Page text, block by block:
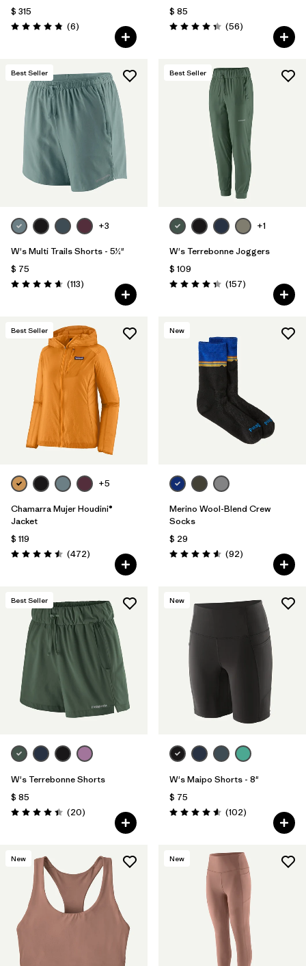
$ 315
Valoración: 4.8 / 5
(6Comentarios
)
$ 85
Valoración: 4.3 / 5
(56Comentarios
)
Best Seller
+3
W's Multi Trails Shorts - 5½"
$ 75
Valoración: 4.7 / 5
(113Comentarios
)
Best Seller
+1
W's Terrebonne Joggers
$ 109
Valoración: 4.4 / 5
(157Comentarios
)
Best Seller
+5
Chamarra Mujer Houdini®
Jacket
$ 119
Valoración: 4.5 / 5
(472Comentarios
)
New
Merino Wool-Blend Crew
Socks
$ 29
Valoración: 4.6 / 5
(92Comentarios
)
Best Seller
W's Terrebonne Shorts
$ 85
Valoración: 4.5 / 5
(20Comentarios
)
New
W's Maipo Shorts - 8"
$ 75
Valoración: 4.6 / 5
(102Comentarios
)
New New